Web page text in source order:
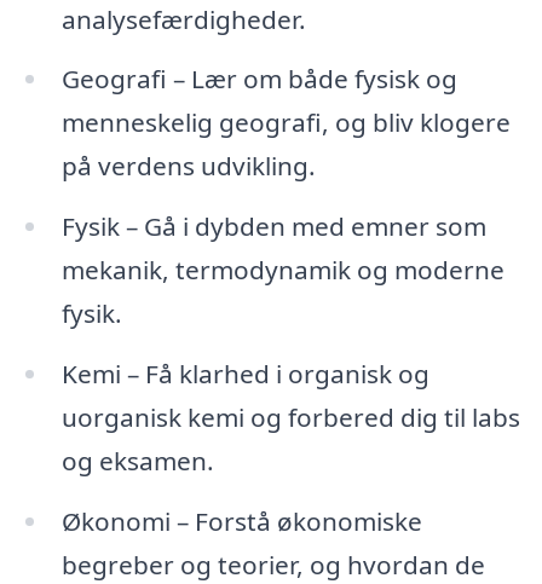
analysefærdigheder.
Geografi – Lær om både fysisk og
menneskelig geografi, og bliv klogere
på verdens udvikling.
Fysik – Gå i dybden med emner som
mekanik, termodynamik og moderne
fysik.
Kemi – Få klarhed i organisk og
uorganisk kemi og forbered dig til labs
og eksamen.
Økonomi – Forstå økonomiske
begreber og teorier, og hvordan de